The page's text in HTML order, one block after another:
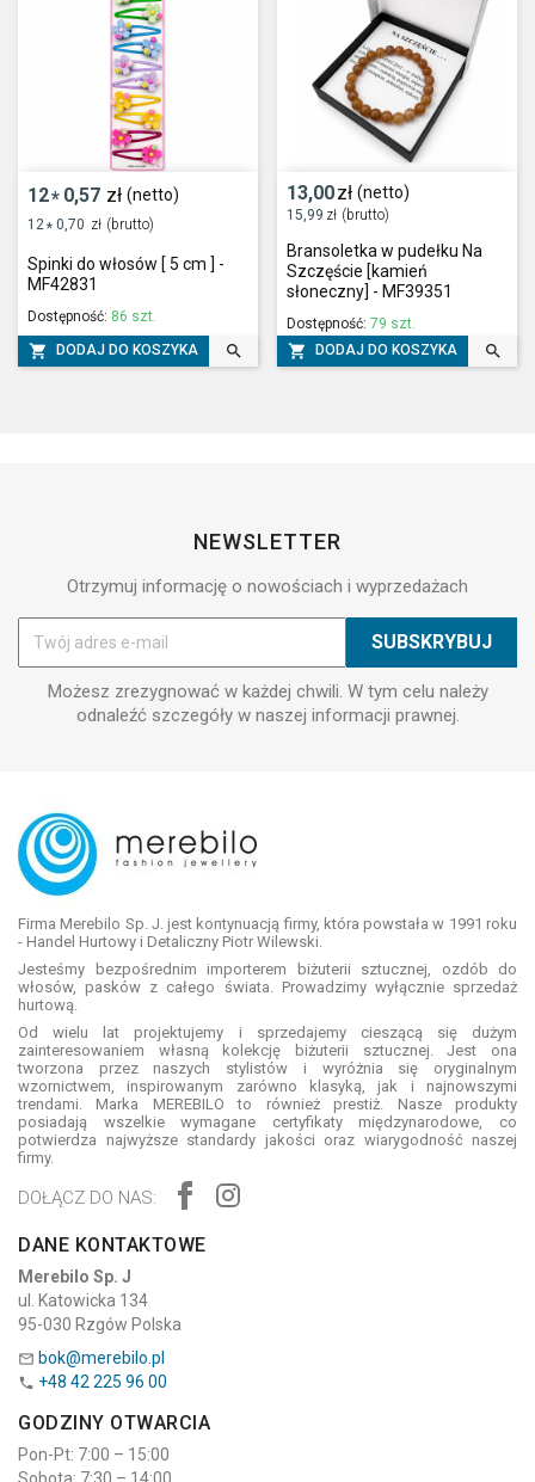
12* 0,57 zł (netto)
12* 0,70 zł (brutto)
Spinki do włosów [ 5 cm ] -
MF42831
Dostępność: 86 szt.
 DODAJ DO KOSZYKA 
13,00zł (netto)
15,99 zł (brutto)
Bransoletka w pudełku Na
Szczęście [kamień
słoneczny] - MF39351
Dostępność: 79 szt.
 DODAJ DO KOSZYKA 
NEWSLETTER
Otrzymuj informację o nowościach i wyprzedażach
Możesz zrezygnować w każdej chwili. W tym celu należy
odnaleźć szczegóły w naszej informacji prawnej.
Firma Merebilo Sp. J. jest kontynuacją firmy, która powstała w 1991 roku
- Handel Hurtowy i Detaliczny Piotr Wilewski.
Jesteśmy bezpośrednim importerem biżuterii sztucznej, ozdób do
włosów, pasków z całego świata. Prowadzimy wyłącznie sprzedaż
hurtową.
Od wielu lat projektujemy i sprzedajemy cieszącą się dużym
zainteresowaniem własną kolekcję biżuterii sztucznej. Jest ona
tworzona przez naszych stylistów i wyróżnia się oryginalnym
wzornictwem, inspirowanym zarówno klasyką, jak i najnowszymi
trendami. Marka MEREBILO to również prestiż. Nasze produkty
posiadają wszelkie wymagane certyfikaty międzynarodowe, co
potwierdza najwyższe standardy jakości oraz wiarygodność naszej
firmy.
DOŁĄCZ DO NAS:
DANE KONTAKTOWE
Merebilo Sp. J
ul. Katowicka 134
95-030 Rzgów Polska
 bok@merebilo.pl
 +48 42 225 96 00
GODZINY OTWARCIA
Pon-Pt: 7:00 – 15:00
Sobota: 7:30 – 14:00